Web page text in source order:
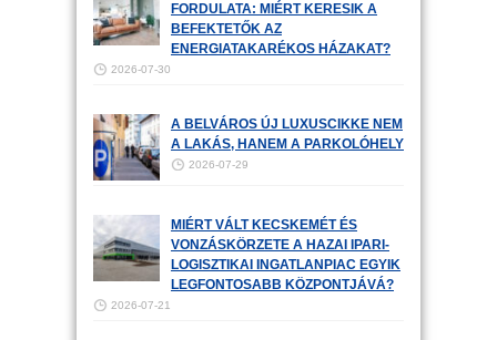
FORDULATA: MIÉRT KERESIK A
BEFEKTETŐK AZ
ENERGIATAKARÉKOS HÁZAKAT?
2026-07-30
A BELVÁROS ÚJ LUXUSCIKKE NEM
A LAKÁS, HANEM A PARKOLÓHELY
2026-07-29
MIÉRT VÁLT KECSKEMÉT ÉS
VONZÁSKÖRZETE A HAZAI IPARI-
LOGISZTIKAI INGATLANPIAC EGYIK
LEGFONTOSABB KÖZPONTJÁVÁ?
2026-07-21